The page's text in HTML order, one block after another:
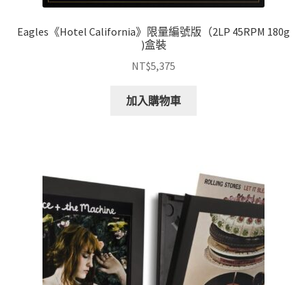
Eagles《Hotel California》限量編號版（2LP 45RPM 180g
)盒裝
NT$5,375
加入購物車